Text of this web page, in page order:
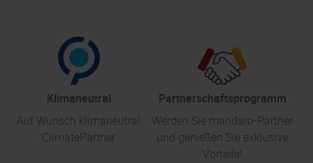
Klimaneutral
Auf Wunsch klimaneutral
ClimatePartner
Partnerschaftsprogramm
Werden Sie mandaro-Partner
und genießen Sie exklusive
Vorteile!